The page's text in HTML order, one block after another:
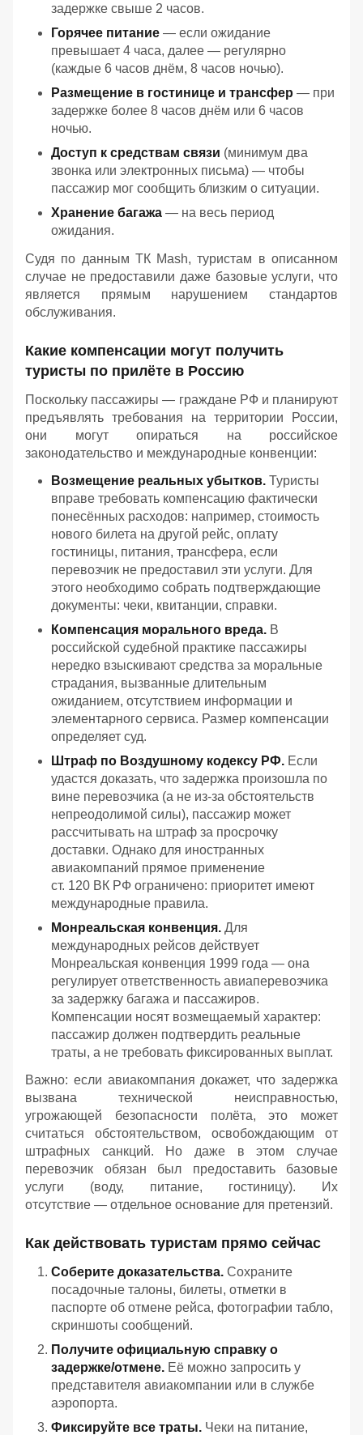
задержке свыше 2 часов.
Горячее питание — если ожидание
превышает 4 часа, далее — регулярно
(каждые 6 часов днём, 8 часов ночью).
Размещение в гостинице и трансфер — при
задержке более 8 часов днём или 6 часов
ночью.
Доступ к средствам связи (минимум два
звонка или электронных письма) — чтобы
пассажир мог сообщить близким о ситуации.
Хранение багажа — на весь период
ожидания.
Судя по данным ТК Mash, туристам в описанном
случае не предоставили даже базовые услуги, что
является прямым нарушением стандартов
обслуживания.
Какие компенсации могут получить
туристы по прилёте в Россию
Поскольку пассажиры — граждане РФ и планируют
предъявлять требования на территории России,
они могут опираться на российское
законодательство и международные конвенции:
Возмещение реальных убытков. Туристы
вправе требовать компенсацию фактически
понесённых расходов: например, стоимость
нового билета на другой рейс, оплату
гостиницы, питания, трансфера, если
перевозчик не предоставил эти услуги. Для
этого необходимо собрать подтверждающие
документы: чеки, квитанции, справки.
Компенсация морального вреда. В
российской судебной практике пассажиры
нередко взыскивают средства за моральные
страдания, вызванные длительным
ожиданием, отсутствием информации и
элементарного сервиса. Размер компенсации
определяет суд.
Штраф по Воздушному кодексу РФ. Если
удастся доказать, что задержка произошла по
вине перевозчика (а не из‑за обстоятельств
непреодолимой силы), пассажир может
рассчитывать на штраф за просрочку
доставки. Однако для иностранных
авиакомпаний прямое применение
ст. 120 ВК РФ ограничено: приоритет имеют
международные правила.
Монреальская конвенция. Для
международных рейсов действует
Монреальская конвенция 1999 года — она
регулирует ответственность авиаперевозчика
за задержку багажа и пассажиров.
Компенсации носят возмещаемый характер:
пассажир должен подтвердить реальные
траты, а не требовать фиксированных выплат.
Важно: если авиакомпания докажет, что задержка
вызвана технической неисправностью,
угрожающей безопасности полёта, это может
считаться обстоятельством, освобождающим от
штрафных санкций. Но даже в этом случае
перевозчик обязан был предоставить базовые
услуги (воду, питание, гостиницу). Их
отсутствие — отдельное основание для претензий.
Как действовать туристам прямо сейчас
Соберите доказательства. Сохраните
посадочные талоны, билеты, отметки в
паспорте об отмене рейса, фотографии табло,
скриншоты сообщений.
Получите официальную справку о
задержке/отмене. Её можно запросить у
представителя авиакомпании или в службе
аэропорта.
Фиксируйте все траты. Чеки на питание,